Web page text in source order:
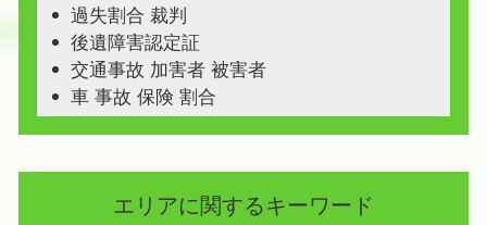
過失割合 裁判
後遺障害認定証
交通事故 加害者 被害者
車 事故 保険 割合
エリアに関するキーワード